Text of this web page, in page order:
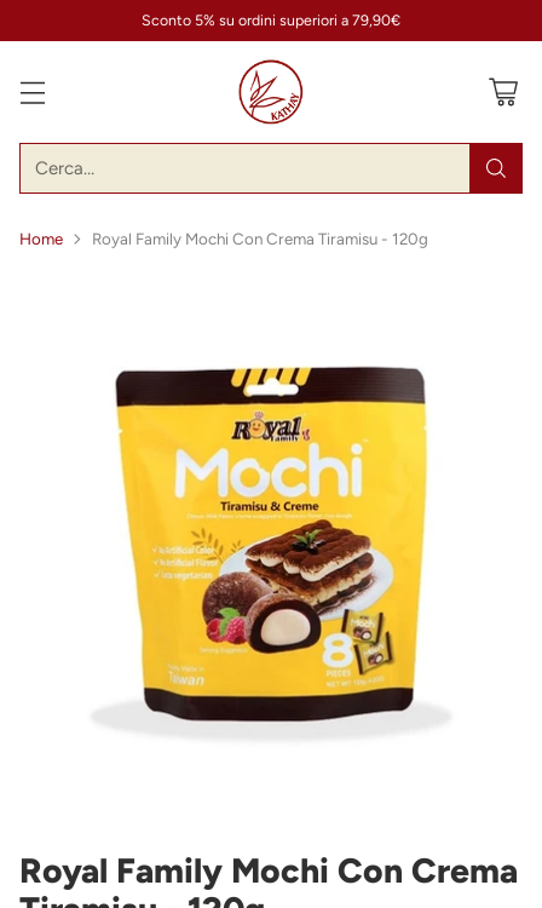
Sconto 5% su ordini superiori a 79,90€
Cerca…
Home Royal Family Mochi Con Crema Tiramisu - 120g
Royal Family Mochi Con Crema